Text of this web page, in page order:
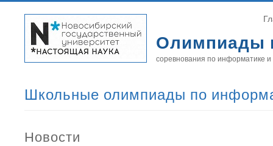
Олимпиады
соревнования по информатике
Школьные олимпиады по
Новости